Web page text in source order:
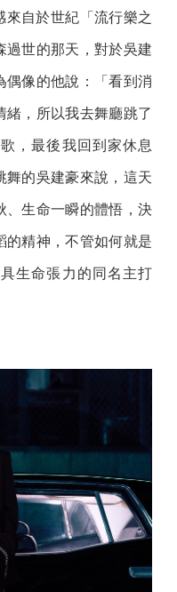
來自於世紀「流行樂之
過世的那天，對於吳建
偶像的他說：「看到消
緒，所以我去舞廳跳了
，最後我回到家休息
舞的吳建豪來說，這天
、生命一瞬的體悟，決
的精神，不管如何就是
生命張力的同名主打